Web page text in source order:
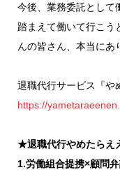
今後、業務委託として
踏まえて働いて行こう
んの皆さん、本当にあ
退職代行サービス『や
https://
★退職代行やめたらえ
1.労働組合提携×顧問